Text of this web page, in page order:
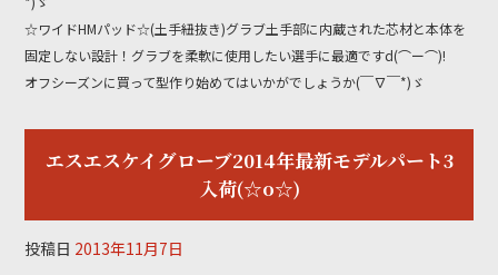
☆ワイドHMパッド☆(土手紐抜き)グラブ土手部に内蔵された芯材と本体を
固定しない設計！グラブを柔軟に使用したい選手に最適ですd(⌒ー⌒)!
オフシーズンに買って型作り始めてはいかがでしょうか(￣∇￣*)ゞ
エスエスケイグローブ2014年最新モデルパート3
入荷(☆o☆)
投稿日 2013年11月7日